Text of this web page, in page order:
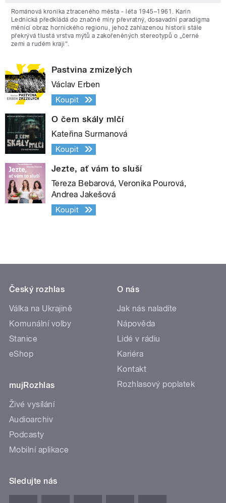
Románová kronika ztraceného města - léta 1945–1961. Karin
Lednická předkládá do značné míry převratný, dosavadní paradigma
měnící obraz hornického regionu, jehož zahlazenou historii stále
překrývá tlustá vrstva mýtů a zakořeněných stereotypů o „černé
zemi a rudém kraji“.
Pastvina zmizelých
Václav Erben
Koupit
O čem skály mlčí
Kateřina Surmanová
Koupit
Jezte, ať vám to sluší
Tereza Bebarová, Veronika Pourová,
Andrea Jakešová
Koupit
Český rozhlas
Válka na Ukrajině
Komunální volby
Stanice
eShop
mujRozhlas
Živé vysílání
Audioarchiv
Podcasty
Mobilní aplikace
O nás
Jak nás naladíte
Nápověda
Lidé v rádiu
Kariéra
Kontakt
Rozhlasový poplatek
Sledujte nás